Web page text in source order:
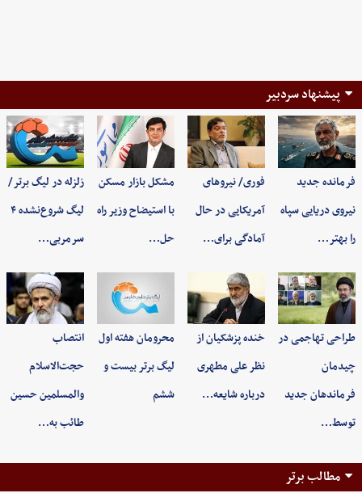
پیشنهاد سردبیر
فرمانده جدید
نیروی دریایی سپاه
را بهتر…
فوری/ نیروهای
آمریکایی در حال
آمادگی برای…
مشکل بازار مسکن
با استیضاح وزیر راه
حل…
زلزله در لیگ برتر/
لیگ شروع‌نشده ۴
سرمربی…
طراحی تهاجمی در
چیدمان
فرماندهان جدید
توسط…
خنده پزشکیان از
نظر علی مطهری
درباره شایعه…
محرومان هفته اول
لیگ برتر بیست و
ششم
انتصاب
حجت‌الاسلام
‌والمسلمین حسین
طائب به…
مطالب برتر